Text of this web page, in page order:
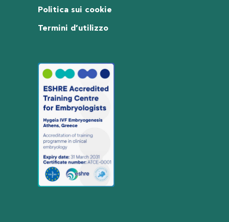
Politica sui cookie
Termini d’utilizzo